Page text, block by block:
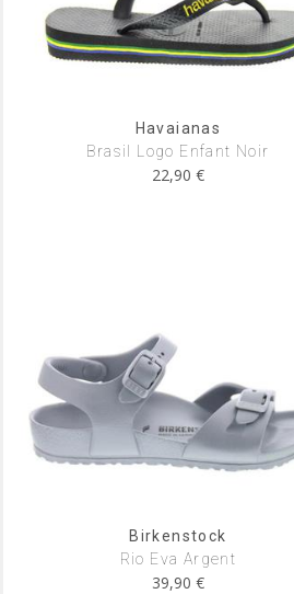
Havaianas
Brasil Logo Enfant Noir
22,90 €
Birkenstock
Rio Eva Argent
39,90 €